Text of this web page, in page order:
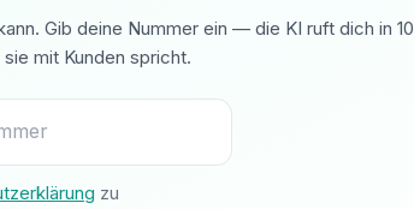
Gib deine Nummer ein — die KI ruft dich in 10
mit Kunden spricht.
zu